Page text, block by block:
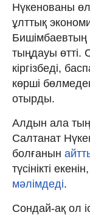
Нүкенованы
ұлттық
Бишімбаевтың
тыңдауы өтті.
кіргізбеді,
көрші
отырды.
Алдын ала
Салтанат
болғанын
түсінікті
мәлімдеді.
Сондай-ақ ол